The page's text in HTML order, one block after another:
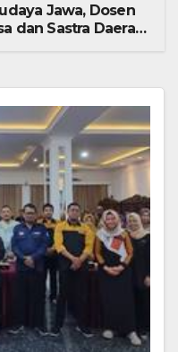
Jawa, Dosen
dan Sastra Daerah